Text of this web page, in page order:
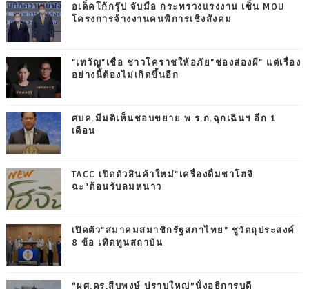
อเด็คโก้กรุ๊ป จับมือ กระทรวงแรงงาน เซ็น MOU
โครงการจ้างงานคนพิการเชิงสังคม
"เทวัญ"เชื่อ ชาวโคราชให้อภัย"ช่องส่องผี" แต่เรื่อง
อย่างนี้ต้องไม่เกิดขึ้นอีก
ศบค.มีมติเห็นชอบขยาย พ.ร.ก.ฉุกเฉินฯ อีก 1
เดือน
TACC เปิดตัวสินค้าใหม่"เครื่องดื่มชาโฮจิ
ฉะ"ต้อนรับลมหนาว
เปิดตัว"สมาคมสมาชิกรัฐสภาไทย" ชูวัตถุประสงค์
8 ข้อ เทิดทูนสถาบัน
“ผศ.ดร.สืบพงษ์ ปราบใหญ่”นั่งอธิการบดี